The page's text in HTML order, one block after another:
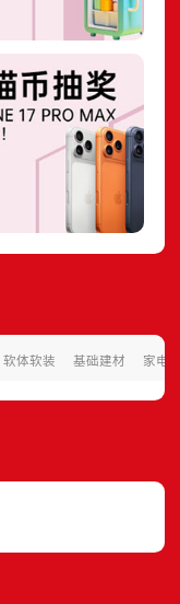
软体软装 基础建材 家电